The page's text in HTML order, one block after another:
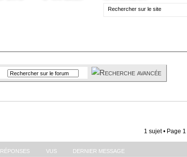
1 sujet • Page 1
RÉPONSES VUS DERNIER MESSAGE